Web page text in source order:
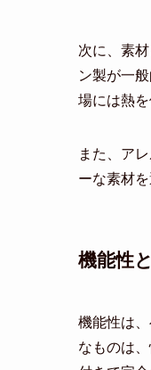
次に、素
ン製が一
場には熱
また、ア
ーな素材
機能性
機能性は
なものは